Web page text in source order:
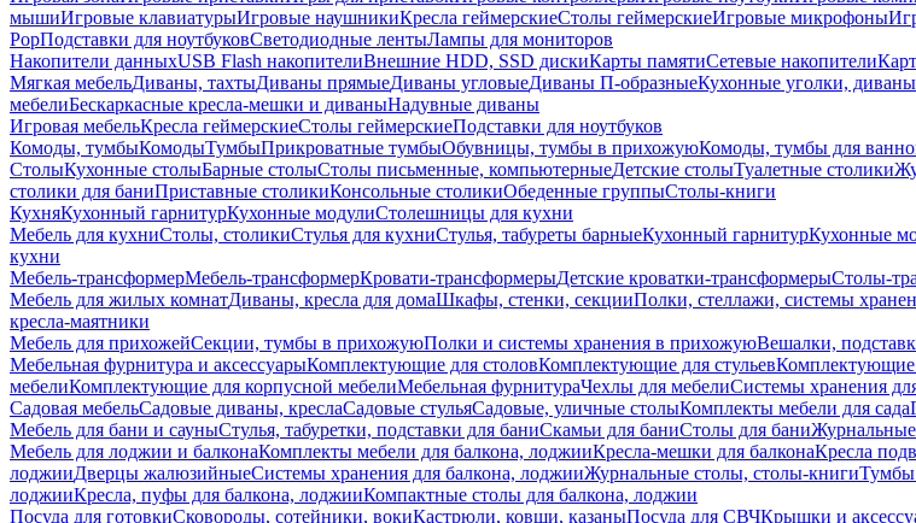
мышиИгровые клавиатурыИгровые наушникиКресла геймерскиеСтолы геймерскиеИгровые микрофоны
PopПодставки для ноутбуковСветодиодные лентыЛампы для мониторов
Накопители данныхUSB Flash накопителиВнешние HDD, SSD дискиКарты памятиСетевые накопители
Мягкая мебельДиваны, тахтыДиваны прямыеДиваны угловыеДиваны П-образныеКухонные уголки, диваны
мебелиБескаркасные кресла-мешки и диваныНадувные диваны
Игровая мебельКресла геймерскиеСтолы геймерскиеПодставки для ноутбуков
Комоды, тумбыКомодыТумбыПрикроватные тумбыОбувницы, тумбы в прихожуюКомоды, тумбы для
СтолыКухонные столыБарные столыСтолы письменные, компьютерныеДетские столыТуалетные столики
столики для баниПриставные столикиКонсольные столикиОбеденные группыСтолы-книги
КухняКухонный гарнитурКухонные модулиСтолешницы для кухни
Мебель для кухниСтолы, столикиСтулья для кухниСтулья, табуреты барныеКухонный гарнитурКухонные
кухни
Мебель-трансформерМебель-трансформерКровати-трансформерыДетские кроватки-трансформерыСтолы-
Мебель для жилых комнатДиваны, кресла для домаШкафы, стенки, секцииПолки, стеллажи, системы
кресла-маятники
Мебель для прихожейСекции, тумбы в прихожуюПолки и системы хранения в прихожуюВешалки,
Мебельная фурнитура и аксессуарыКомплектующие для столовКомплектующие для стульевКомплектующие
мебелиКомплектующие для корпусной мебелиМебельная фурнитураЧехлы для мебелиСистемы хранения
Садовая мебельСадовые диваны, креслаСадовые стульяСадовые, уличные столыКомплекты мебели для сада
Мебель для бани и сауныСтулья, табуретки, подставки для баниСкамьи для баниСтолы для баниЖурнальные
Мебель для лоджии и балконаКомплекты мебели для балкона, лоджииКресла-мешки для балконаКресла
лоджииДверцы жалюзийныеСистемы хранения для балкона, лоджииЖурнальные столы, столы-книгиТумбы
лоджииКресла, пуфы для балкона, лоджииКомпактные столы для балкона, лоджии
Посуда для готовкиСковороды, сотейники, вокиКастрюли, ковши, казаныПосуда для СВЧКрышки и